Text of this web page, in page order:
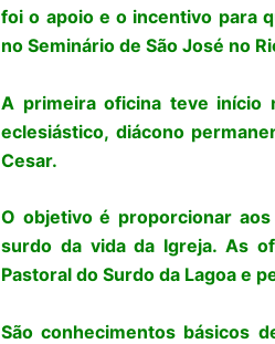
foi o apoio e o incentivo para
no Seminário de São José no
A primeira oficina teve início
eclesiástico, diácono
Cesar.
O objetivo é proporcionar
surdo da vida da Igreja. As
Pastoral do Surdo da Lagoa e
São conhecimentos básicos